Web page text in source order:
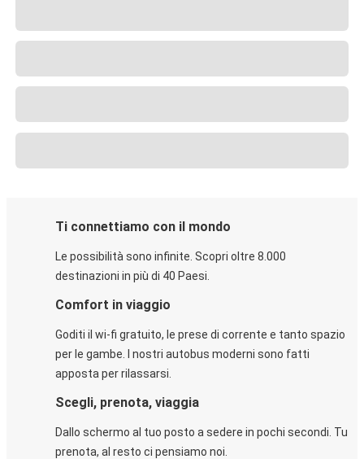
Ti connettiamo con il mondo
Le possibilità sono infinite. Scopri oltre 8.000
destinazioni in più di 40 Paesi.
Comfort in viaggio
Goditi il wi-fi gratuito, le prese di corrente e tanto spazio
per le gambe. I nostri autobus moderni sono fatti
apposta per rilassarsi.
Scegli, prenota, viaggia
Dallo schermo al tuo posto a sedere in pochi secondi. Tu
prenota, al resto ci pensiamo noi.